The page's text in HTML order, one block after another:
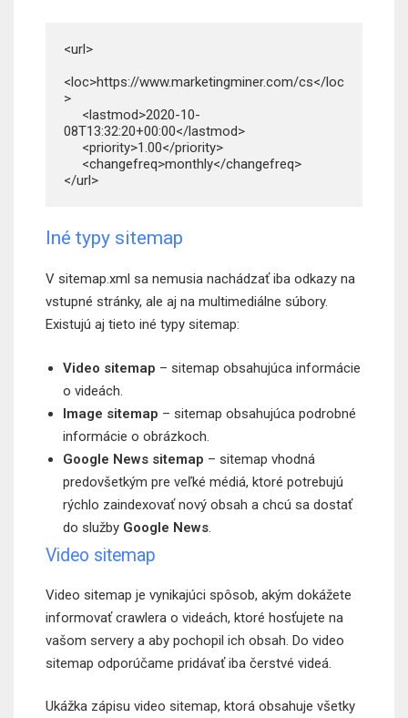
<url>
<loc>https://www.marketingminer.com/cs</loc
>
08T13:32:20+00:00</lastmod>
Iné typy sitemap
V sitemap.xml sa nemusia nachádzať iba odkazy na
vstupné stránky, ale aj na multimediálne súbory.
Existujú aj tieto iné typy sitemap:
Video sitemap – sitemap obsahujúca informácie
o videách.
Image sitemap – sitemap obsahujúca podrobné
informácie o obrázkoch.
Google News sitemap – sitemap vhodná
predovšetkým pre veľké médiá, ktoré potrebujú
rýchlo zaindexovať nový obsah a chcú sa dostať
do služby Google News.
Video sitemap
Video sitemap je vynikajúci spôsob, akým dokážete
informovať crawlera o videách, ktoré hosťujete na
vašom servery a aby pochopil ich obsah. Do video
sitemap odporúčame pridávať iba čerstvé videá.
Ukážka zápisu video sitemap, ktorá obsahuje všetky